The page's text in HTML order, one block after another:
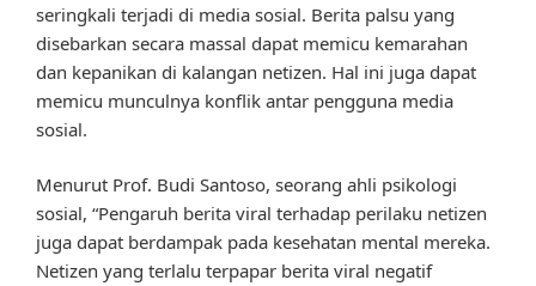
seringkali terjadi di media sosial. Berita palsu yang
disebarkan secara massal dapat memicu kemarahan
dan kepanikan di kalangan netizen. Hal ini juga dapat
memicu munculnya konflik antar pengguna media
sosial.
Menurut Prof. Budi Santoso, seorang ahli psikologi
sosial, “Pengaruh berita viral terhadap perilaku netizen
juga dapat berdampak pada kesehatan mental mereka.
Netizen yang terlalu terpapar berita viral negatif